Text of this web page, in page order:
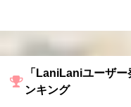
「LaniLaniユーザ
ンキング